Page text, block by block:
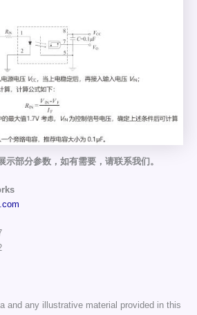
示部分参数，如有需要，请联系我们。
and any illustrative material provided in this